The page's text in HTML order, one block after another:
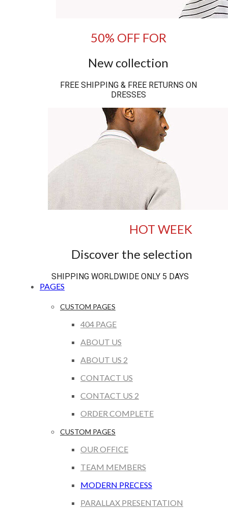
50% OFF FOR
New collection
FREE SHIPPING & FREE RETURNS ON
DRESSES
HOT WEEK
Discover the selection
SHIPPING WORLDWIDE ONLY 5 DAYS
PAGES
CUSTOM PAGES
404 PAGE
ABOUT US
ABOUT US 2
CONTACT US
CONTACT US 2
ORDER COMPLETE
CUSTOM PAGES
OUR OFFICE
TEAM MEMBERS
MODERN PRECESS
PARALLAX PRESENTATION